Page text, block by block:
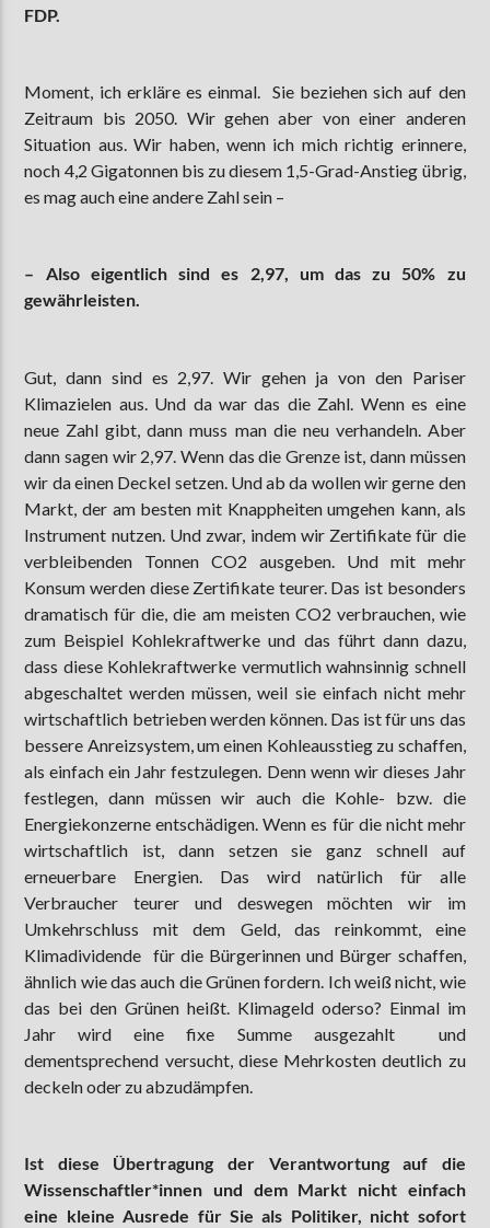
FDP.
Moment, ich erkläre es einmal. Sie beziehen sich auf den
Zeitraum bis 2050. Wir gehen aber von einer anderen
Situation aus. Wir haben, wenn ich mich richtig erinnere,
noch 4,2 Gigatonnen bis zu diesem 1,5-Grad-Anstieg übrig,
es mag auch eine andere Zahl sein –
– Also eigentlich sind es 2,97, um das zu 50% zu
gewährleisten.
Gut, dann sind es 2,97. Wir gehen ja von den Pariser
Klimazielen aus. Und da war das die Zahl. Wenn es eine
neue Zahl gibt, dann muss man die neu verhandeln. Aber
dann sagen wir 2,97. Wenn das die Grenze ist, dann müssen
wir da einen Deckel setzen. Und ab da wollen wir gerne den
Markt, der am besten mit Knappheiten umgehen kann, als
Instrument nutzen. Und zwar, indem wir Zertifikate für die
verbleibenden Tonnen CO2 ausgeben. Und mit mehr
Konsum werden diese Zertifikate teurer. Das ist besonders
dramatisch für die, die am meisten CO2 verbrauchen, wie
zum Beispiel Kohlekraftwerke und das führt dann dazu,
dass diese Kohlekraftwerke vermutlich wahnsinnig schnell
abgeschaltet werden müssen, weil sie einfach nicht mehr
wirtschaftlich betrieben werden können. Das ist für uns das
bessere Anreizsystem, um einen Kohleausstieg zu schaffen,
als einfach ein Jahr festzulegen. Denn wenn wir dieses Jahr
festlegen, dann müssen wir auch die Kohle- bzw. die
Energiekonzerne entschädigen. Wenn es für die nicht mehr
wirtschaftlich ist, dann setzen sie ganz schnell auf
erneuerbare Energien. Das wird natürlich für alle
Verbraucher teurer und deswegen möchten wir im
Umkehrschluss mit dem Geld, das reinkommt, eine
Klimadividende für die Bürgerinnen und Bürger schaffen,
ähnlich wie das auch die Grünen fordern. Ich weiß nicht, wie
das bei den Grünen heißt. Klimageld oderso? Einmal im
Jahr wird eine fixe Summe ausgezahlt und
dementsprechend versucht, diese Mehrkosten deutlich zu
deckeln oder zu abzudämpfen.
Ist diese Übertragung der Verantwortung auf die
Wissenschaftler*innen und dem Markt nicht einfach
eine kleine Ausrede für Sie als Politiker, nicht sofort